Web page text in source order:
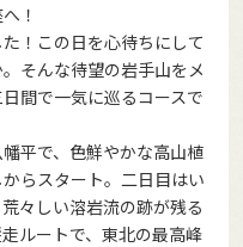
！
！この日を心待ちにして
そんな待望の岩手山をメ
間で一気に巡るコースで
平で、色鮮やかな高山植
らスタート。二日目はい
々しい溶岩流の跡が残る
ルートで、東北の最高峰